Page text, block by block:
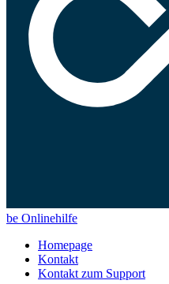
be Onlinehilfe
Homepage
Kontakt
Kontakt zum Support